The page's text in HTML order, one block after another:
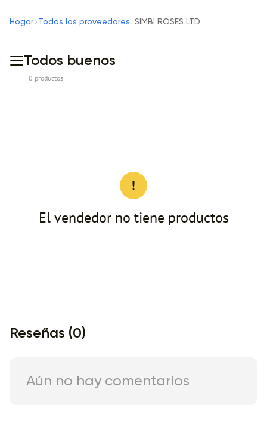
Hogar Todos los proveedores SIMBI ROSES LTD
Todos buenos
0 productos
El vendedor no tiene productos
Reseñas (0)
Aún no hay comentarios